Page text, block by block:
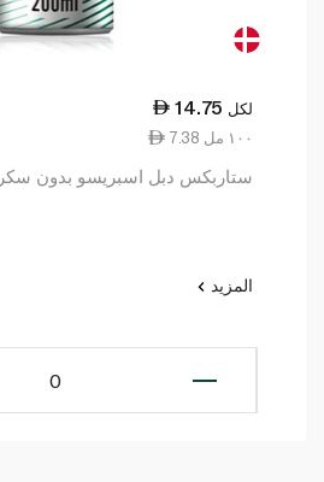
14.75 لكل
7.38 ١٠٠ مل
ستاربكس دبل اسبريسو بدون سكر 200 مل
المزيد
0